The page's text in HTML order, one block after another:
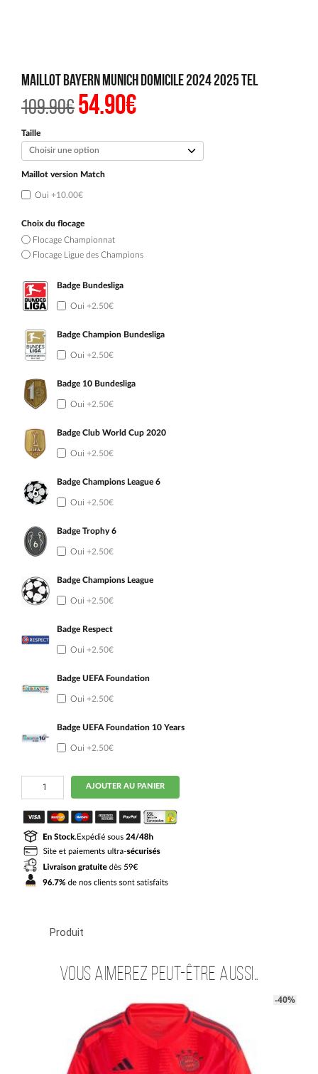
Maillot Bayern Munich Domicile 2024 2025 Tel
109.90€Le
prix
était :
109.90€.
54.90€Le
prix
est :
54.90€.
Taille
Maillot version Match
Oui +10.00€
Choix du flocage
Flocage Championnat
Flocage Ligue des Champions
Badge Bundesliga
Oui +2.50€
Badge Champion Bundesliga
Oui +2.50€
Badge 10 Bundesliga
Oui +2.50€
Badge Club World Cup 2020
Oui +2.50€
Badge Champions League 6
Oui +2.50€
Badge Trophy 6
Oui +2.50€
Badge Champions League
Oui +2.50€
Badge Respect
Oui +2.50€
Badge UEFA Foundation
Oui +2.50€
Badge UEFA Foundation 10 Years
Oui +2.50€
quantité
Maillot
Bayern
Munich
Domicile
2024
2025
Tel
AJOUTER AU PANIER
Produit
Vous aimerez peut-être aussi…
-40%